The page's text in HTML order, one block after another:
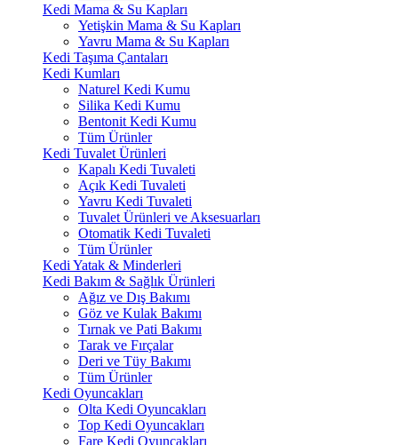
Kedi Mama & Su Kapları
Yetişkin Mama & Su Kapları
Yavru Mama & Su Kapları
Kedi Taşıma Çantaları
Kedi Kumları
Naturel Kedi Kumu
Silika Kedi Kumu
Bentonit Kedi Kumu
Tüm Ürünler
Kedi Tuvalet Ürünleri
Kapalı Kedi Tuvaleti
Açık Kedi Tuvaleti
Yavru Kedi Tuvaleti
Tuvalet Ürünleri ve Aksesuarları
Otomatik Kedi Tuvaleti
Tüm Ürünler
Kedi Yatak & Minderleri
Kedi Bakım & Sağlık Ürünleri
Ağız ve Dış Bakımı
Göz ve Kulak Bakımı
Tırnak ve Pati Bakımı
Tarak ve Fırçalar
Deri ve Tüy Bakımı
Tüm Ürünler
Kedi Oyuncakları
Olta Kedi Oyuncakları
Top Kedi Oyuncakları
Fare Kedi Oyuncakları